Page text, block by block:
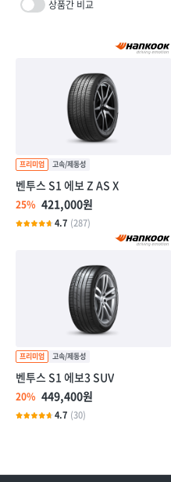
상품간 비교
벤투스 S1 에보 Z AS X
25% 421,000원
4.7 (287)
벤투스 S1 에보3 SUV
20% 449,400원
4.7 (30)